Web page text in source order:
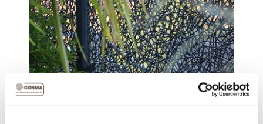
DRAHTWAND ZUM EINHÄNGEN,
PULVERBESCHICHTET